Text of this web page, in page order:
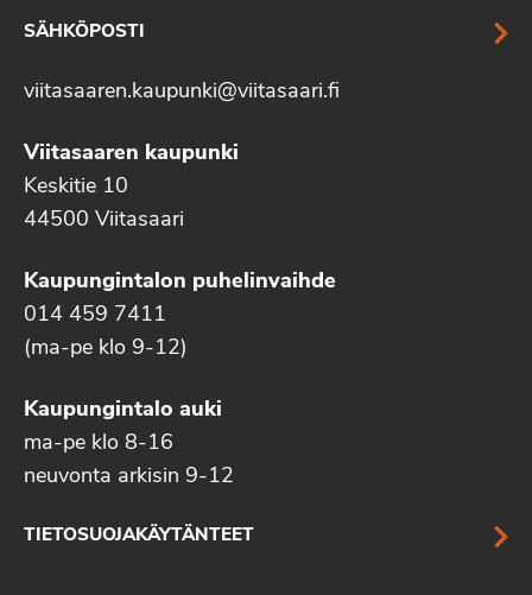
SÄHKÖPOSTI
viitasaaren.kaupunki@viitasaari.fi
Viitasaaren kaupunki
Keskitie 10
44500 Viitasaari
Kaupungintalon puhelinvaihde
014 459 7411
(ma-pe klo 9-12)
Kaupungintalo auki
ma-pe klo 8-16
neuvonta arkisin 9-12
TIETOSUOJAKÄYTÄNTEET